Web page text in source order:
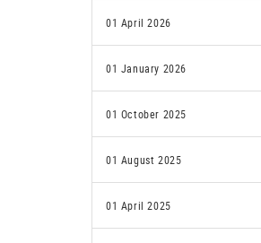
01 April 2026
01 January 2026
01 October 2025
01 August 2025
01 April 2025